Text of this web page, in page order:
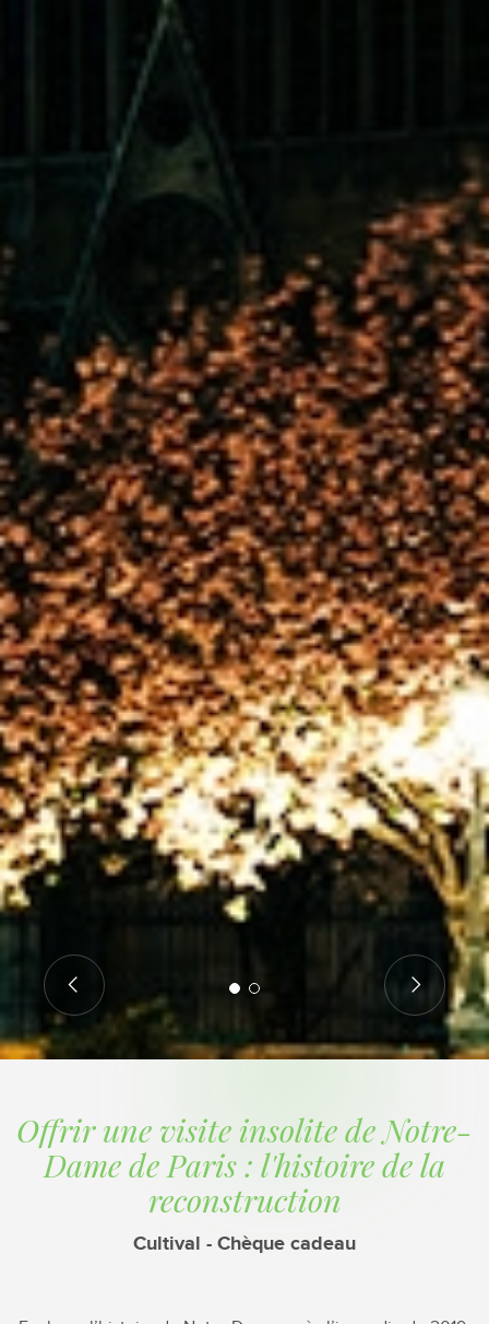
Offrir une visite insolite de Notre-
Dame de Paris : l'histoire de la
reconstruction
Cultival - Chèque cadeau